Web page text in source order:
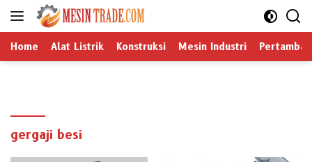
Langsung
Home Alat Listrik Konstruksi Mesin Industri
gergaji besi